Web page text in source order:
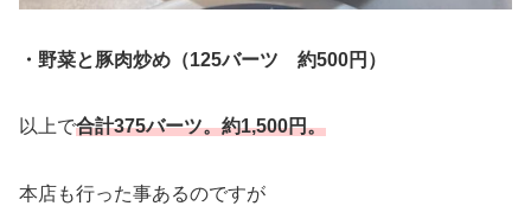
・野菜と豚肉炒め（125バーツ 約500円）
以上で合計375バーツ。約1,500円。
本店も行った事あるのですが